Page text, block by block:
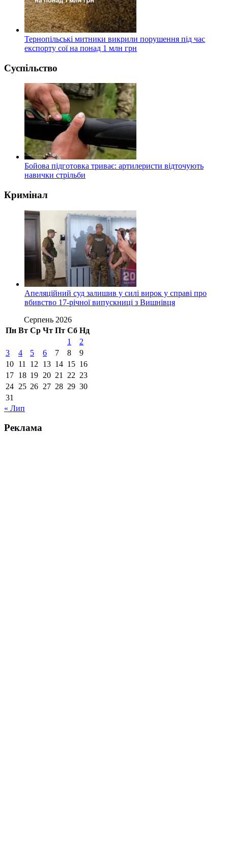
Тернопільські митники викрили порушення під час
експорту сої на понад 1 млн грн
Суспільство
Бойова підготовка триває: артилеристи відточують
навички стрільби
Кримінал
Апеляційний суд залишив у силі вирок у справі про
вбивство 17-річної випускниці з Вишнівця
Серпень 2026
Пн Вт Ср Чт Пт Сб Нд
1
2
3
4 5 6 7 8
9
10 11 12 13 14 15 16
17 18 19 20 21 22 23
24 25 26 27 28 29 30
31
« Лип
Реклама